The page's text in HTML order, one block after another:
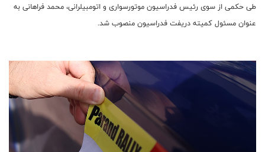
طی حکمی از سوی رئیس فدراسیون موتورسواری و اتومبیلرانی، محمد فراهانی به
عنوان مسئول کمیته دریفت فدراسیون منصوب شد.